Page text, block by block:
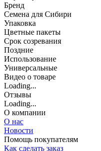
Бренд
Семена для Сибири
Упаковка
Цветные пакеты
Срок созревания
Поздние
Использование
Универсальные
Видео о товаре
Loading...
Отзывы
Loading...
О компании
О нас
Новости
Помощь покупателям
Как сделать заказ